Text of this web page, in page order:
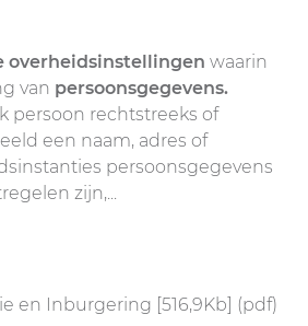
overheidsinstellingen waarin
van persoonsgegevens.
persoon rechtstreeks of
een naam, adres of
persoonsgegevens
zijn,...
en Inburgering [516,9Kb] (pdf)